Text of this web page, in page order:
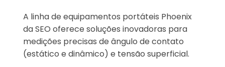
A linha de equipamentos portáteis Phoenix
da SEO oferece soluções inovadoras para
medições precisas de ângulo de contato
(estático e dinâmico) e tensão superficial.